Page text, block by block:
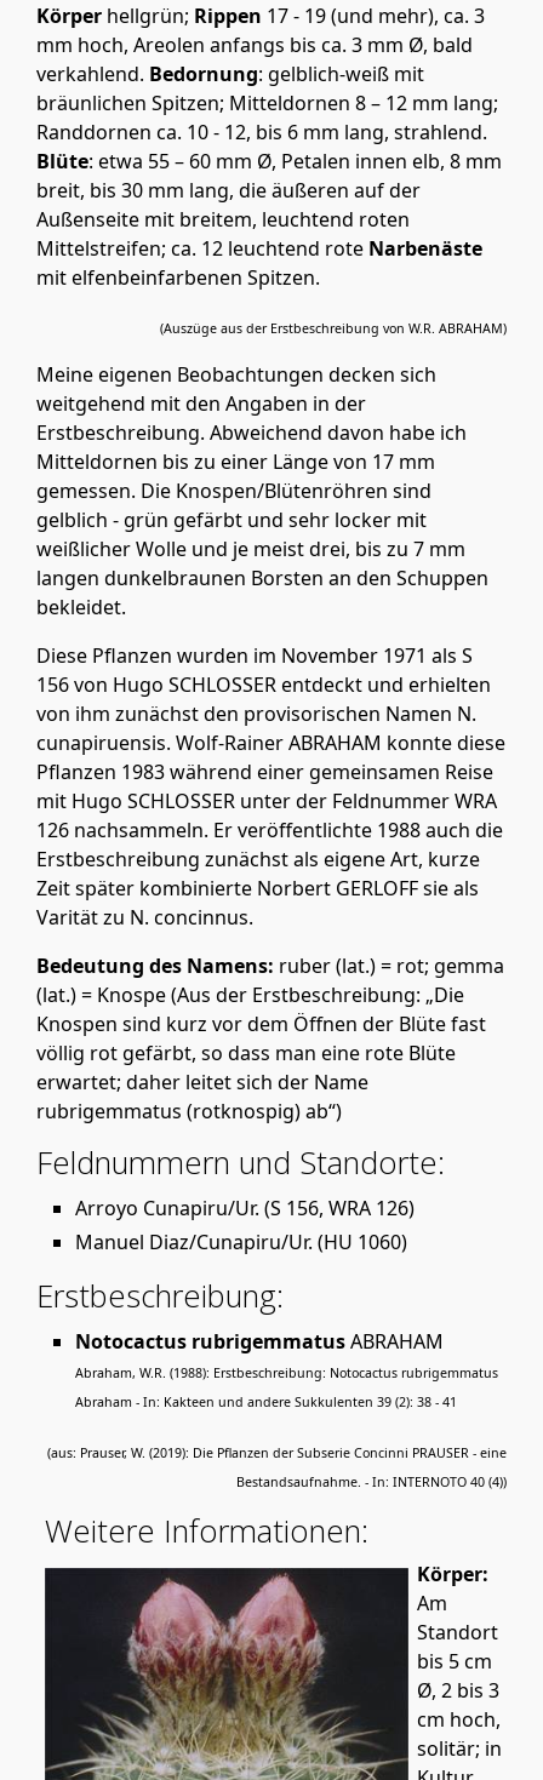
Körper hellgrün; Rippen 17 - 19 (und mehr), ca. 3
mm hoch, Areolen anfangs bis ca. 3 mm Ø, bald
verkahlend. Bedornung: gelblich-weiß mit
bräunlichen Spitzen; Mitteldornen 8 – 12 mm lang;
Randdornen ca. 10 - 12, bis 6 mm lang, strahlend.
Blüte: etwa 55 – 60 mm Ø, Petalen innen elb, 8 mm
breit, bis 30 mm lang, die äußeren auf der
Außenseite mit breitem, leuchtend roten
Mittelstreifen; ca. 12 leuchtend rote Narbenäste
mit elfenbeinfarbenen Spitzen.
(Auszüge aus der Erstbeschreibung von W.R. ABRAHAM)
Meine eigenen Beobachtungen decken sich
weitgehend mit den Angaben in der
Erstbeschreibung. Abweichend davon habe ich
Mitteldornen bis zu einer Länge von 17 mm
gemessen. Die Knospen/Blütenröhren sind
gelblich - grün gefärbt und sehr locker mit
weißlicher Wolle und je meist drei, bis zu 7 mm
langen dunkelbraunen Borsten an den Schuppen
bekleidet.
Diese Pflanzen wurden im November 1971 als S
156 von Hugo SCHLOSSER entdeckt und erhielten
von ihm zunächst den provisorischen Namen N.
cunapiruensis. Wolf-Rainer ABRAHAM konnte diese
Pflanzen 1983 während einer gemeinsamen Reise
mit Hugo SCHLOSSER unter der Feldnummer WRA
126 nachsammeln. Er veröffentlichte 1988 auch die
Erstbeschreibung zunächst als eigene Art, kurze
Zeit später kombinierte Norbert GERLOFF sie als
Varität zu N. concinnus.
Bedeutung des Namens: ruber (lat.) = rot; gemma
(lat.) = Knospe (Aus der Erstbeschreibung: „Die
Knospen sind kurz vor dem Öffnen der Blüte fast
völlig rot gefärbt, so dass man eine rote Blüte
erwartet; daher leitet sich der Name
rubrigemmatus (rotknospig) ab“)
Feldnummern und Standorte:
Arroyo Cunapiru/Ur. (S 156, WRA 126)
Manuel Diaz/Cunapiru/Ur. (HU 1060)
Erstbeschreibung:
Notocactus rubrigemmatusABRAHAM
Abraham, W.R. (1988): Erstbeschreibung: Notocactus rubrigemmatus
Abraham - In: Kakteen und andere Sukkulenten 39 (2): 38 - 41
(aus: Prauser, W. (2019): Die Pflanzen der Subserie Concinni PRAUSER - eine
Bestandsaufnahme. - In: INTERNOTO 40 (4))
Weitere Informationen:
Körper:
Am
Standort
bis 5 cm
Ø, 2 bis 3
cm hoch,
solitär; in